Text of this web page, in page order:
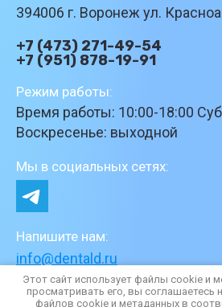
Мы в социальных сетях:
Напишите нам:
info@dentald.ru
394006 г. Воронеж ул.
+7 (473) 271-49-54
+7 (951) 878-19-91
Режим работы:
Время работы: 10:00-18:00
Воскресенье: выходной
Этот сайт использует файлы cookie и
просматривать его, вы соглашаетесь
файлов cookie и метаданных в